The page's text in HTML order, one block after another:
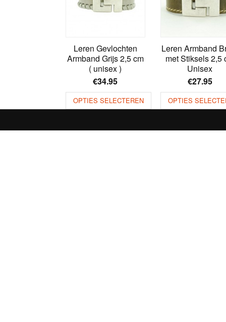
Leren Gevlochten
Armband Grijs 2,5 cm
( unisex )
€34.95
OPTIES SELECTEREN
Leren Armband
met Stiksels 2,5
Unisex
€27.95
OPTIES